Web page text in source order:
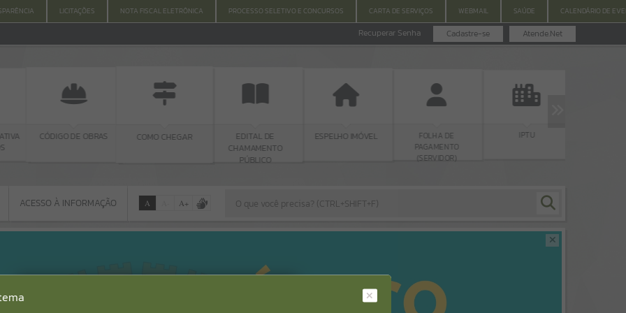
LICITAÇÕES NOTA FISCAL ELETRÔNICA PROCESSO SELETIVO E CONCURSOS CARTA DE SERVIÇOS WEBMAIL SAÚDE CALENDÁRIO DE
Atende.Net
Cadastre-se
Recuperar Senha
CÓDIGO DE OBRAS COMO CHEGAR EDITAL DE
CHAMAMENTO
PÚBLICO
ESPELHO IMÓVEL FOLHA DE
PAGAMENTO
(SERVIDOR)
IPTU
ACESSO À INFORMAÇÃO A A+